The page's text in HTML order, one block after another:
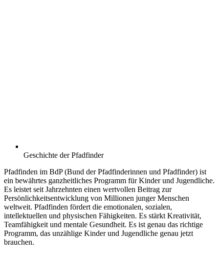
Geschichte der Pfadfinder
Pfadfinden im BdP (Bund der Pfadfinderinnen und Pfadfinder) ist
ein bewährtes ganzheitliches Programm für Kinder und Jugendliche.
Es leistet seit Jahrzehnten einen wertvollen Beitrag zur
Persönlichkeitsentwicklung von Millionen junger Menschen
weltweit. Pfadfinden fördert die emotionalen, sozialen,
intellektuellen und physischen Fähigkeiten. Es stärkt Kreativität,
Teamfähigkeit und mentale Gesundheit. Es ist genau das richtige
Programm, das unzählige Kinder und Jugendliche genau jetzt
brauchen.